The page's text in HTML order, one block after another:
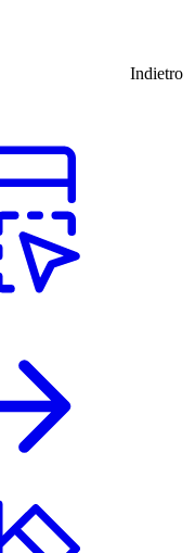
Indietro